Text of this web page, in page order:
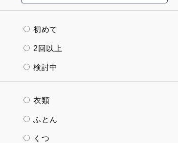
初めて
2回以上
検討中
衣類
ふとん
くつ